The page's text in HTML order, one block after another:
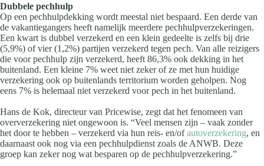
Dubbele pechhulp
Op een pechhulpdekking wordt meestal niet bespaard. Een derde van
de vakantiegangers heeft namelijk meerdere pechhulpverzekeringen.
Een kwart is dubbel verzekerd en een klein gedeelte is zelfs bij drie
(5,9%) of vier (1,2%) partijen verzekerd tegen pech. Van alle reizigers
die voor pechhulp zijn verzekerd, heeft 86,3% ook dekking in het
buitenland. Een kleine 7% weet niet zeker of ze met hun huidige
verzekering ook op buitenlands territorium worden geholpen. Nog
eens 7% is helemaal niet verzekerd voor pech in het buitenland.
Hans de Kok, directeur van Pricewise, zegt dat het fenomeen van
oververzekering niet ongewoon is. “Veel mensen zijn – vaak zonder
het door te hebben – verzekerd via hun reis- en/ofautoverzekering, en
daarnaast ook nog via een pechhulpdienst zoals de ANWB. Deze
groep kan zeker nog wat besparen op de pechhulpverzekering.”